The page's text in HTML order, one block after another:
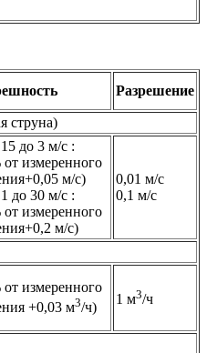
Разрешение
струна)
до 3 м/с :
от измеренного
м/с)
до 30 м/с :
от измеренного
м/с)
0,01 м/с
0,1 м/с
от измеренного
+0,03 м3/ч)
1 м3/ч